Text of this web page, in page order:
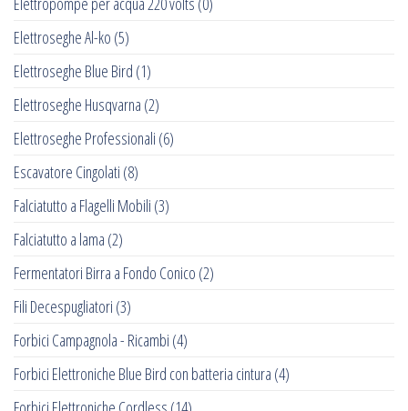
Elettroseghe Al-ko (5)
Elettroseghe Blue Bird (1)
Elettroseghe Husqvarna (2)
Elettroseghe Professionali (6)
Escavatore Cingolati (8)
Falciatutto a Flagelli Mobili (3)
Falciatutto a lama (2)
Fermentatori Birra a Fondo Conico (2)
Fili Decespugliatori (3)
Forbici Campagnola - Ricambi (4)
Forbici Elettroniche Blue Bird con batteria cintura (4)